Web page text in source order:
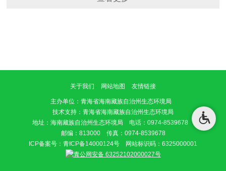
关于我们 网站地图 友情链接
主办单位 ：青海省海南藏族自治州生态环境局
技术支持：青海省海南藏族自治州生态环境局
地址：海南藏族自治州生态环境局 电话：0974-8539678
邮编：813000 传真：0974-8539678
ICP备案号： 青ICP备14000124号 网站标识码：6325000001
青公网安备 63252102000027号